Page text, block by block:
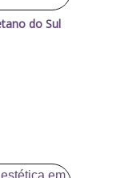
do Sul